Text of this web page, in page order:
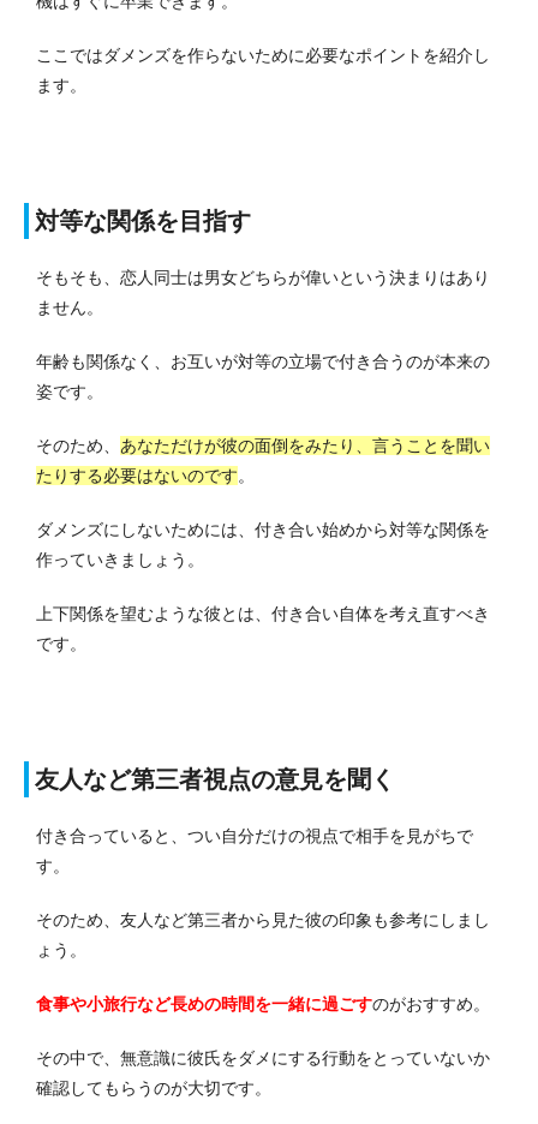
ここではダメンズを作らないために必要なポイントを紹介し
ます。
対等な関係を目指す
そもそも、恋人同士は男女どちらが偉いという決まりはあり
ません。
年齢も関係なく、お互いが対等の立場で付き合うのが本来の
姿です。
そのため、 あなただけが彼の面倒をみたり、言うことを聞い
たりする必要はないのです。
ダメンズにしないためには、付き合い始めから対等な関係を
作っていきましょう。
上下関係を望むような彼とは、付き合い自体を考え直すべき
です。
友人など第三者視点の意見を聞く
付き合っていると、つい自分だけの視点で相手を見がちで
す。
そのため、友人など第三者から見た彼の印象も参考にしまし
ょう。
食事や小旅行など長めの時間を一緒に過ごすのがおすすめ。
その中で、無意識に彼氏をダメにする行動をとっていないか
確認してもらうのが大切です。